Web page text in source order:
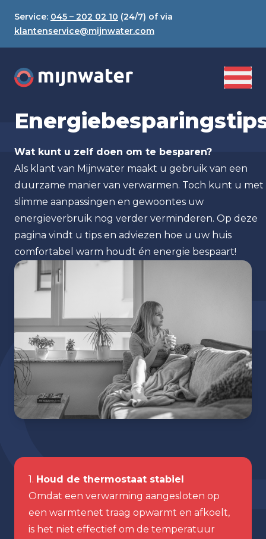
Service: 045 – 202 02 10 (24/7) of via
klantenservice@mijnwater.com
Wat kunt u zelf doen om te besparen?
Als klant van Mijnwater maakt u gebruik van een
duurzame manier van verwarmen. Toch kunt u met
slimme aanpassingen en gewoontes uw
energieverbruik nog verder verminderen. Op deze
pagina vindt u tips en adviezen hoe u uw huis
comfortabel warm houdt én energie bespaart!
1. Houd de thermostaat stabiel
Omdat een verwarming aangesloten op
een warmtenet traag opwarmt en afkoelt,
is het niet effectief om de temperatuur